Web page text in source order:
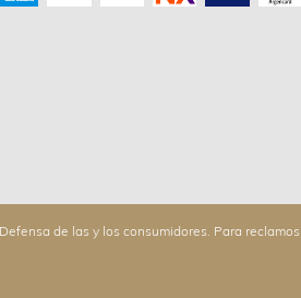
Defensa de las y los consumidores. Para reclamos